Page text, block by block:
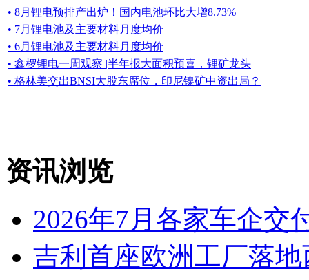
• 8月锂电预排产出炉！国内电池环比大增8.73%
• 7月锂电池及主要材料月度均价
• 6月锂电池及主要材料月度均价
• 鑫椤锂电一周观察 |半年报大面积预喜，锂矿龙头
• 格林美交出BNSI大股东席位，印尼镍矿中资出局？
资讯浏览
2026年7月各家车企交
吉利首座欧洲工厂落